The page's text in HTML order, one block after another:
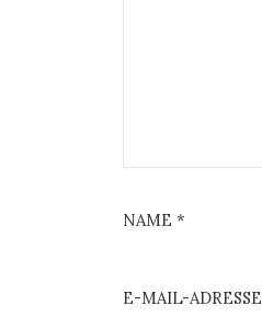
NAME *
E-MAIL-ADRESSE